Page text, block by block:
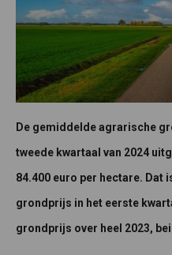
De gemiddelde agrarische
tweede kwartaal van 2024
84.400 euro per hectare. Dat
grondprijs in het eerste
grondprijs over heel 2023,